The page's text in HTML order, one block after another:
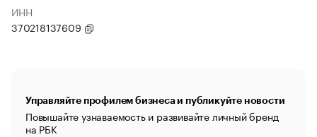
ИНН
370218137609
Управляйте профилем бизнеса и публикуйте новости
Повышайте узнаваемость и развивайте личный бренд
на РБК